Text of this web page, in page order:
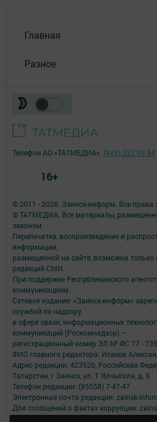
Главная
Разное
© 2011 - 2026. Заинск-информ. Все
© ТАТМЕДИА. Все материалы,
законом.
Перепечатка, воспроизведение и
информации,
размещенной на сайте, возможна только
редакций СМИ.
При поддержке Республиканского
коммуникациям.
Сетевое издание: «Заинск-информ»
службой по надзору
в сфере связи, информационных
коммуникаций (Роскомнадзор) —
регистрационный номер ЭЛ № ФС 77 -
ФИО главного редактора: Исаков
Адрес редакции: 423520, Российская
Татарстан, г Заинск, ул. Т. Ялчыгола, д. 9
Телефон редакции: (85558) 7-47-47
Электронная почта редакции: zainsk-
Для сообщений о фактах коррупции:
Телефон АО «ТАТМЕДИА»: (843) 222 09 84
16+